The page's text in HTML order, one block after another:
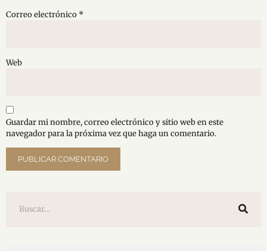
Correo electrónico *
Web
Guardar mi nombre, correo electrónico y sitio web en este
navegador para la próxima vez que haga un comentario.